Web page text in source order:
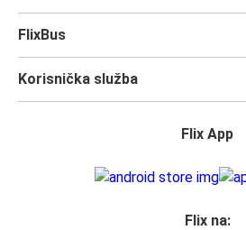
FlixBus
Korisnička služba
Flix App
Flix na: